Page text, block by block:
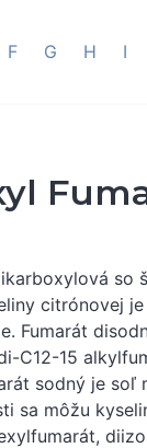
F G H I
citrónovej
Fumarát
C12-15
sodný je
sa môžu